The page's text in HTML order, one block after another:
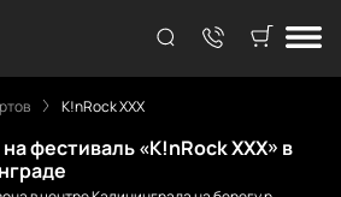
K!nRock XXX
фестиваль «K!nRock XXX» в